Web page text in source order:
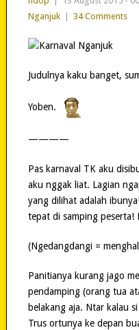
Nganjuk
34 Comments
Judulnya kaku banget,
Yoben.
————
Pas karnaval TK aku
aku nggak liat. Lagian
yang dilihat adalah
tepat di samping peserta!
(Ngedangdangi =
Panitianya kurang jago
pendamping (orang tua
belakang aja. Ntar kalau
Trus ortunya ke depan